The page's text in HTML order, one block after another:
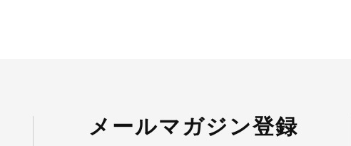
メールマガジン登録